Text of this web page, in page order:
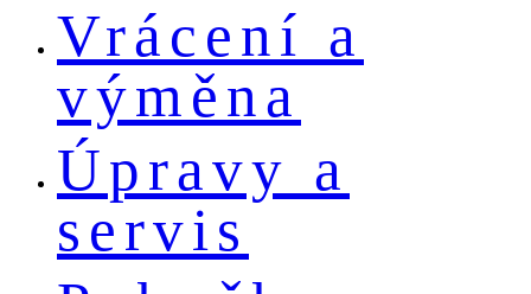
Vrácení a
výměna
Úpravy a
servis